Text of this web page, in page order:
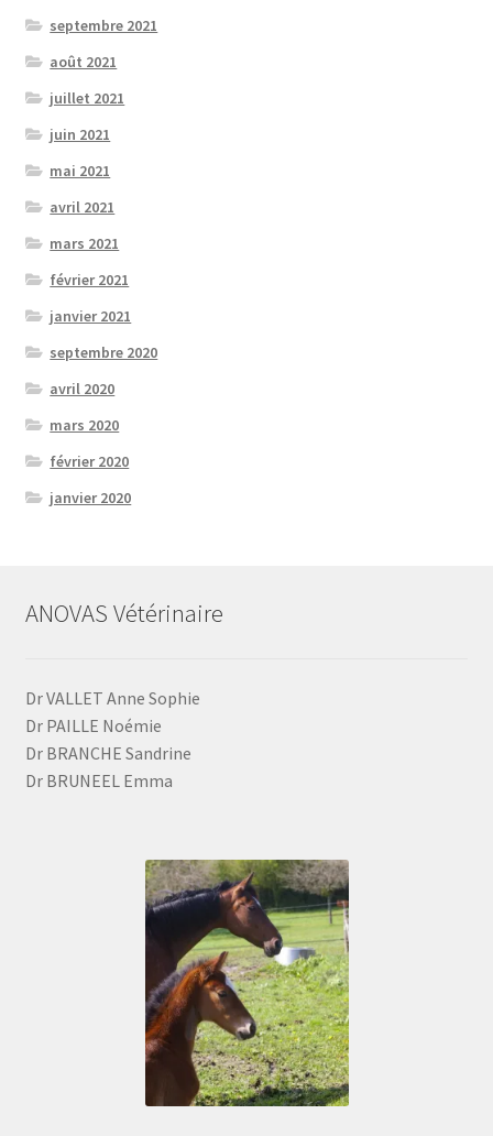
septembre 2021
août 2021
juillet 2021
juin 2021
mai 2021
avril 2021
mars 2021
février 2021
janvier 2021
septembre 2020
avril 2020
mars 2020
février 2020
janvier 2020
ANOVAS Vétérinaire
Dr VALLET Anne Sophie
Dr PAILLE Noémie
Dr BRANCHE Sandrine
Dr BRUNEEL Emma